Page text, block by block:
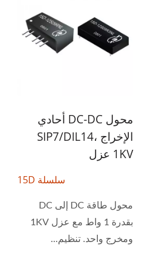
محول DC-DC أحادي
الإخراج SIP7/DIL14،
1KV عزل
سلسلة 15D
محول طاقة DC إلى DC
بقدرة 1 واط مع عزل 1KV
ومخرج واحد. تنظيم...